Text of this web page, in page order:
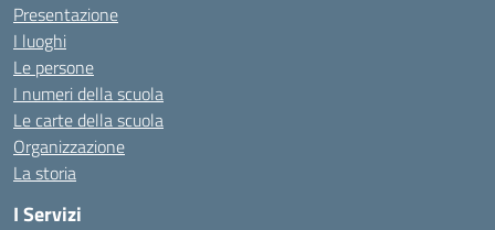
Presentazione
I luoghi
Le persone
I numeri della scuola
Le carte della scuola
Organizzazione
La storia
I Servizi